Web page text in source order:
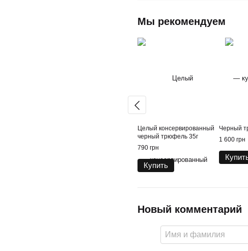
Мы рекомендуем
Целый консервированный
черный трюфель 35г
790 грн
Купить
Черный
1 600 грн
Новый комментарий